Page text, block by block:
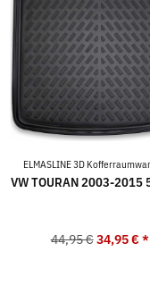
ELMASLINE 3D
VW TOURAN 2003-2015
44,95 € 34,95 €*